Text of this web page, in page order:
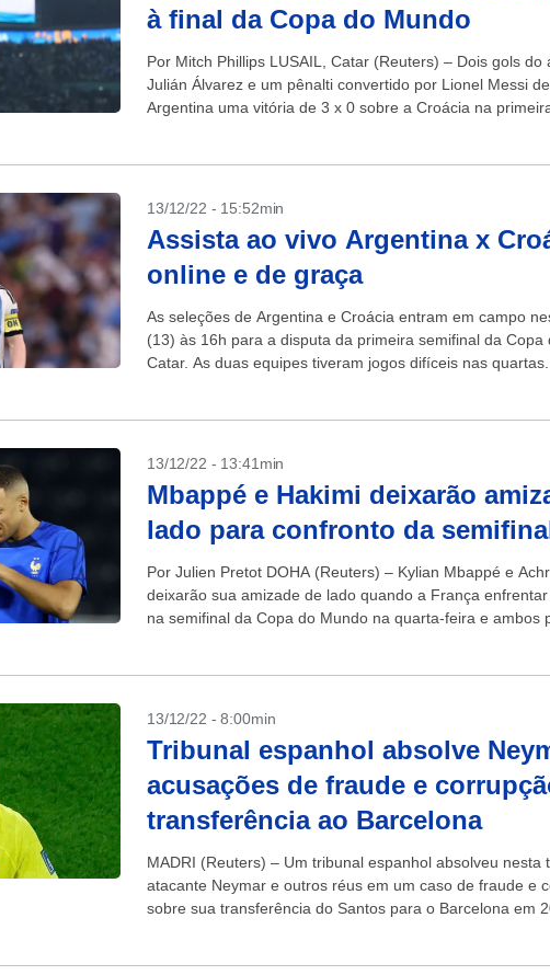
à final da Copa do Mundo
Por Mitch Phillips LUSAIL, Catar (Reuters) – Dois gols do
Julián Álvarez e um pênalti convertido por Lionel Messi
Argentina uma vitória de 3 x 0 sobre a Croácia na
13/12/22 - 15:52min
Assista ao vivo Argentina x
online e de graça
As seleções de Argentina e Croácia entram em campo
(13) às 16h para a disputa da primeira semifinal da Copa
Catar. As duas equipes tiveram jogos difíceis nas quartas...
13/12/22 - 13:41min
Mbappé e Hakimi deixarão
lado para confronto da
Por Julien Pretot DOHA (Reuters) – Kylian Mbappé e
deixarão sua amizade de lado quando a França
na semifinal da Copa do Mundo na quarta-feira e ambos
13/12/22 - 8:00min
Tribunal espanhol absolve
acusações de fraude e
transferência ao Barcelona
MADRI (Reuters) – Um tribunal espanhol absolveu nesta
atacante Neymar e outros réus em um caso de fraude e
sobre sua transferência do Santos para o Barcelona em